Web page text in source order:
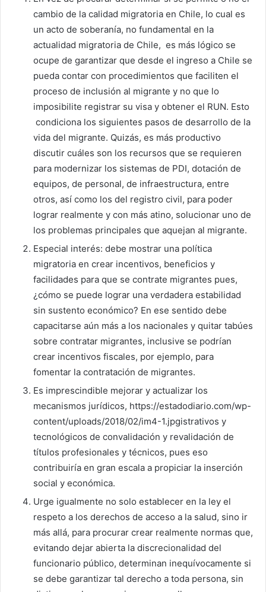
cambio de la calidad migratoria en Chile, lo cual es
un acto de soberanía, no fundamental en la
actualidad migratoria de Chile, es más lógico se
ocupe de garantizar que desde el ingreso a Chile se
pueda contar con procedimientos que faciliten el
proceso de inclusión al migrante y no que lo
imposibilite registrar su visa y obtener el RUN. Esto
condiciona los siguientes pasos de desarrollo de la
vida del migrante. Quizás, es más productivo
discutir cuáles son los recursos que se requieren
para modernizar los sistemas de PDI, dotación de
equipos, de personal, de infraestructura, entre
otros, así como los del registro civil, para poder
lograr realmente y con más atino, solucionar uno de
los problemas principales que aquejan al migrante.
Especial interés: debe mostrar una política
migratoria en crear incentivos, beneficios y
facilidades para que se contrate migrantes pues,
¿cómo se puede lograr una verdadera estabilidad
sin sustento económico? En ese sentido debe
capacitarse aún más a los nacionales y quitar tabúes
sobre contratar migrantes, inclusive se podrían
crear incentivos fiscales, por ejemplo, para
fomentar la contratación de migrantes.
Es imprescindible mejorar y actualizar los
mecanismos jurídicos, https://estadodiario.com/wp-
content/uploads/2018/02/im4-1.jpgistrativos y
tecnológicos de convalidación y revalidación de
títulos profesionales y técnicos, pues eso
contribuiría en gran escala a propiciar la inserción
social y económica.
Urge igualmente no solo establecer en la ley el
respeto a los derechos de acceso a la salud, sino ir
más allá, para procurar crear realmente normas que,
evitando dejar abierta la discrecionalidad del
funcionario público, determinan inequívocamente si
se debe garantizar tal derecho a toda persona, sin